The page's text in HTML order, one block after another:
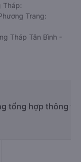
Tháp:
Trang:
Tháp Tân Bình -
tổng hợp thông